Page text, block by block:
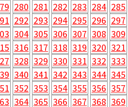
280 281 282 283 284 285
292 293 294 295 296 297
304 305 306 307 308 309
316 317 318 319 320 321
328 329 330 331 332 333
340 341 342 343 344 345
352 353 354 355 356 357
364 365 366 367 368 369